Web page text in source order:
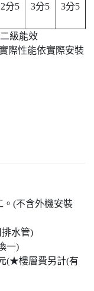
2分5 3分5 3分5
級能效
際性能依實際安裝
。(不含外機安裝
水管)
一)
(★樓層費另計(有